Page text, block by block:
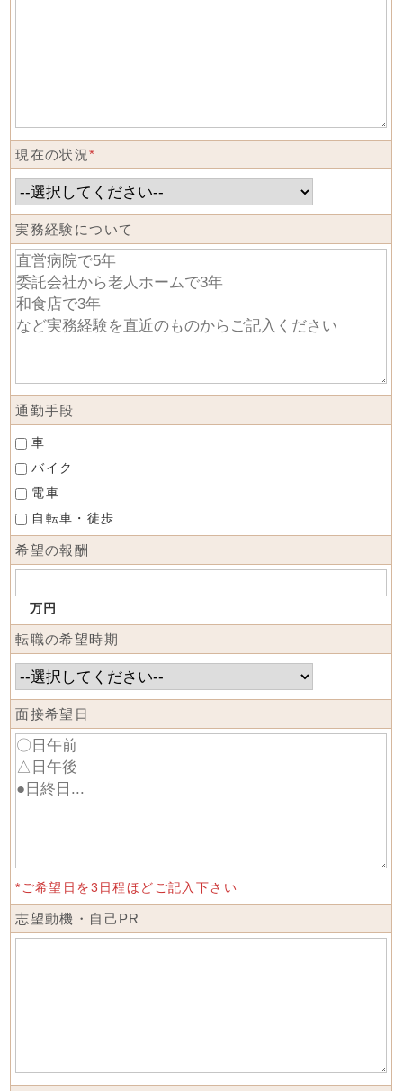
現在の状況*
実務経験について
通勤手段
車
バイク
電車
自転車・徒歩
希望の報酬
万円
転職の希望時期
面接希望日
*ご希望日を3日程ほどご記入下さい
志望動機・自己PR